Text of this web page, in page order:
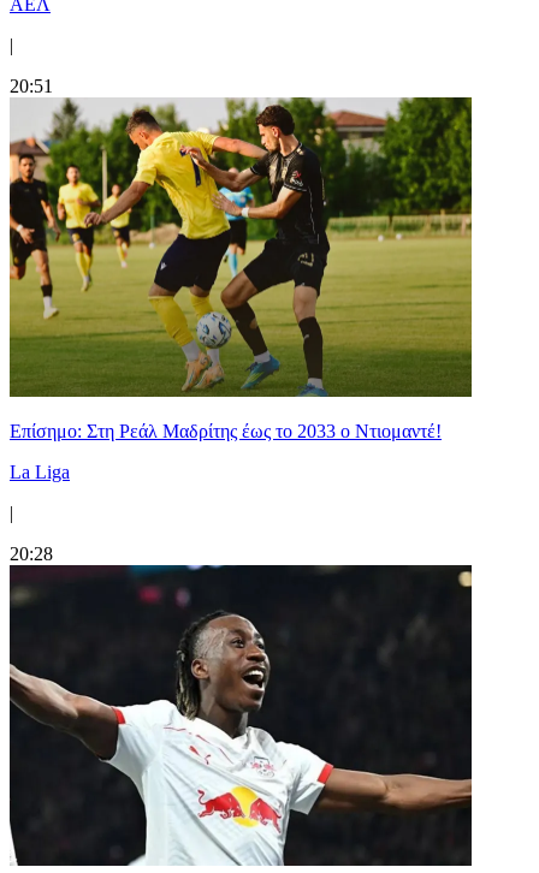
|
20:51
Επίσημο: Στη Ρεάλ Μαδρίτης έως το 2033 ο Ντιομαντέ!
La Liga
|
20:28